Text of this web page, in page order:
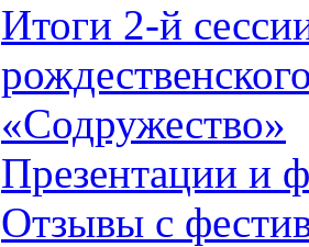
Итоги 2-й
«Содружество»
Презентации и
Отзывы с